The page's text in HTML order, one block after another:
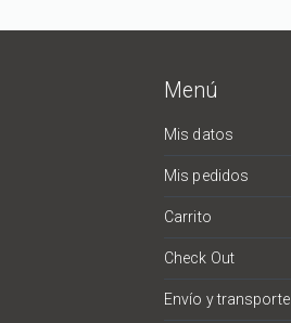
Menú
Mis datos
Mis pedidos
Carrito
Check Out
Envío y transporte